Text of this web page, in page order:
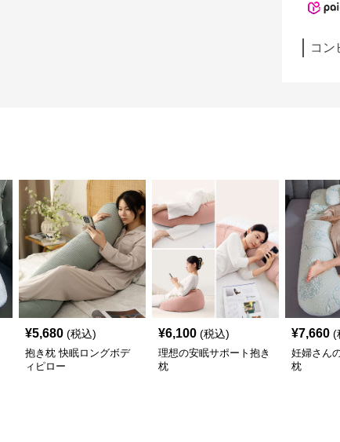
コン
¥5,680 (税込)
抱き枕 快眠ロングボデ
ィピロー
¥6,100 (税込)
理想の安眠サポート抱き
枕
¥7,660 (
妊婦さん
枕